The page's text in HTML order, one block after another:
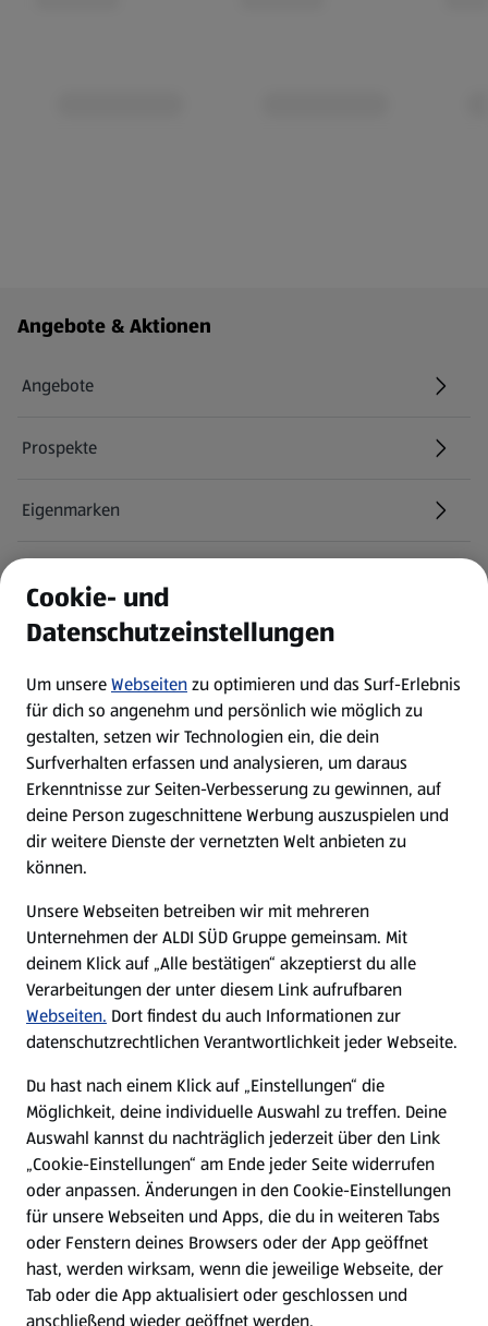
Fußzeilenmenü - weitere Links
Angebote & Aktionen
Angebote
Prospekte
Eigenmarken
Newsletter
WhatsApp
Über ALDI SÜD
Filialen
Nachhaltigkeit
Karriere
Presse
Hilfe & Kontakt
(öffnet in einem neuen Tab)
Unternehmen
Folge uns hier:
Cookie- und
Datenschutzeinstellungen
Um unsereWebseitenzu optimieren und das Surf-Erlebnis
für dich so angenehm und persönlich wie möglich zu
gestalten, setzen wir Technologien ein, die dein
Surfverhalten erfassen und analysieren, um daraus
Erkenntnisse zur Seiten-Verbesserung zu gewinnen, auf
deine Person zugeschnittene Werbung auszuspielen und
dir weitere Dienste der vernetzten Welt anbieten zu
können.
Unsere Webseiten betreiben wir mit mehreren
Unternehmen der ALDI SÜD Gruppe gemeinsam. Mit
deinem Klick auf „Alle bestätigen“ akzeptierst du alle
Verarbeitungen der unter diesem Link aufrufbaren
Webseiten. Dort findest du auch Informationen zur
datenschutzrechtlichen Verantwortlichkeit jeder Webseite.
Du hast nach einem Klick auf „Einstellungen“ die
Möglichkeit, deine individuelle Auswahl zu treffen. Deine
Auswahl kannst du nachträglich jederzeit über den Link
„Cookie-Einstellungen“ am Ende jeder Seite widerrufen
oder anpassen. Änderungen in den Cookie-Einstellungen
für unsere Webseiten und Apps, die du in weiteren Tabs
oder Fenstern deines Browsers oder der App geöffnet
hast, werden wirksam, wenn die jeweilige Webseite, der
Tab oder die App aktualisiert oder geschlossen und